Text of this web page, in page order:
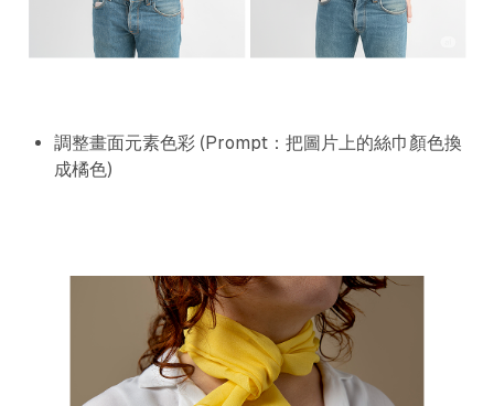
調整畫面元素色彩 (Prompt：把圖片上的絲巾顏色換
成橘色)